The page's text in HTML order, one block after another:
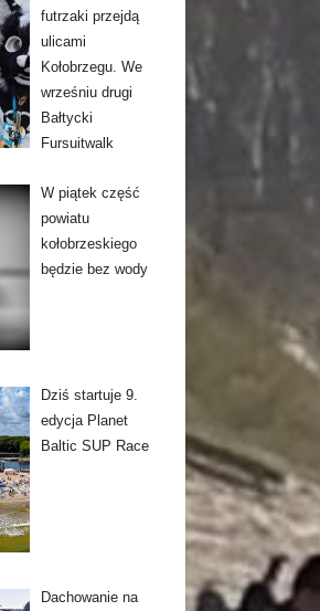
futrzaki przejdą
ulicami
Kołobrzegu. We
wrześniu drugi
Bałtycki
Fursuitwalk
W piątek część
powiatu
kołobrzeskiego
będzie bez wody
Dziś startuje 9.
edycja Planet
Baltic SUP Race
Dachowanie na